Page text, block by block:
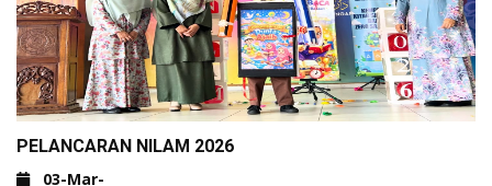
PELANCARAN NILAM 2026
03-Mar-